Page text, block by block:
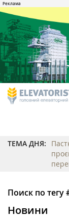
ТЕМА ДНЯ:
Поиск по тегу
Новини